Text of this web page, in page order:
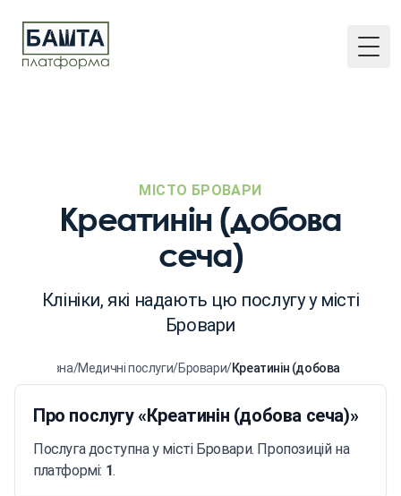
МІСТО БРОВАРИ
Креатинін (добова
сеча)
Клініки, які надають цю послугу у місті
Бровари
Головна/Медичні послуги/Бровари/Креатинін (добова сеча)
Про послугу «Креатинін (добова сеча)»
Послуга доступна у місті Бровари. Пропозицій на
платформі: 1.